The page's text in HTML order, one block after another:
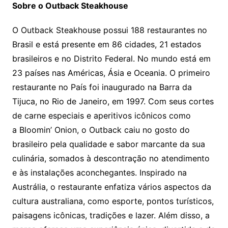
Sobre o Outback Steakhouse
O Outback Steakhouse possui 188 restaurantes no
Brasil e está presente em 86 cidades, 21 estados
brasileiros e no Distrito Federal. No mundo está em
23 países nas Américas, Ásia e Oceania. O primeiro
restaurante no País foi inaugurado na Barra da
Tijuca, no Rio de Janeiro, em 1997. Com seus cortes
de carne especiais e aperitivos icônicos como
a Bloomin’ Onion, o Outback caiu no gosto do
brasileiro pela qualidade e sabor marcante da sua
culinária, somados à descontração no atendimento
e às instalações aconchegantes. Inspirado na
Austrália, o restaurante enfatiza vários aspectos da
cultura australiana, como esporte, pontos turísticos,
paisagens icônicas, tradições e lazer. Além disso, a